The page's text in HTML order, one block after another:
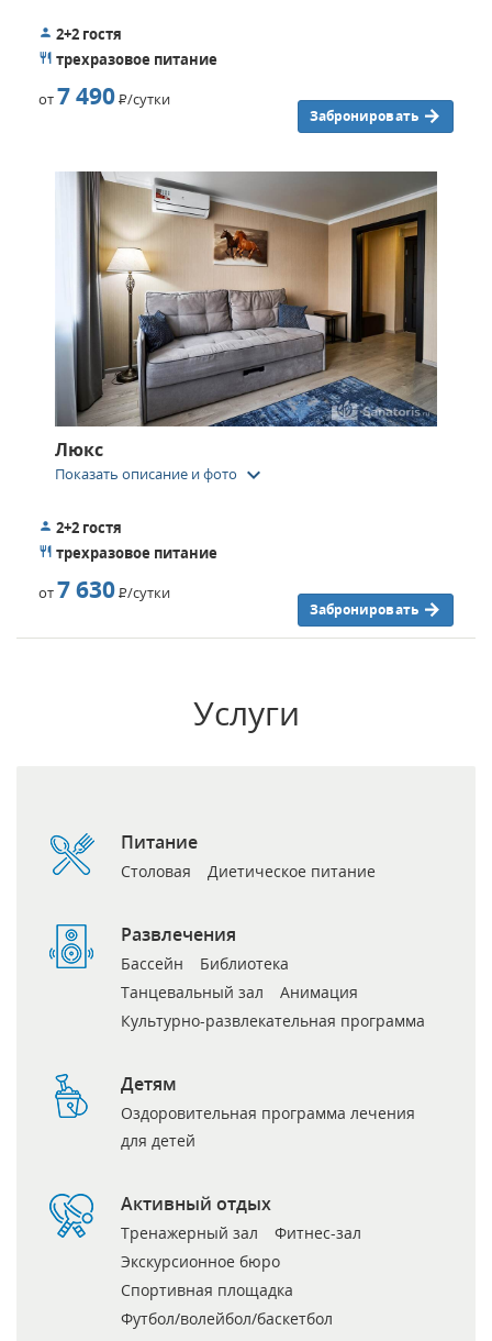
2+2 гостя
трехразовое питание
от7 490Р/сутки
Забронировать
Люкс
Показать описание и фото keyboard_arrow_down
2+2 гостя
трехразовое питание
от7 630Р/сутки
Забронировать
Услуги
Питание
Столовая Диетическое питание
Развлечения
Бассейн
Библиотека
Танцевальный зал
Анимация
Культурно-развлекательная программа
Детям
Оздоровительная программа лечения
для детей
Активный отдых
Тренажерный зал
Фитнес-зал
Экскурсионное бюро
Спортивная площадка
Футбол/волейбол/баскетбол